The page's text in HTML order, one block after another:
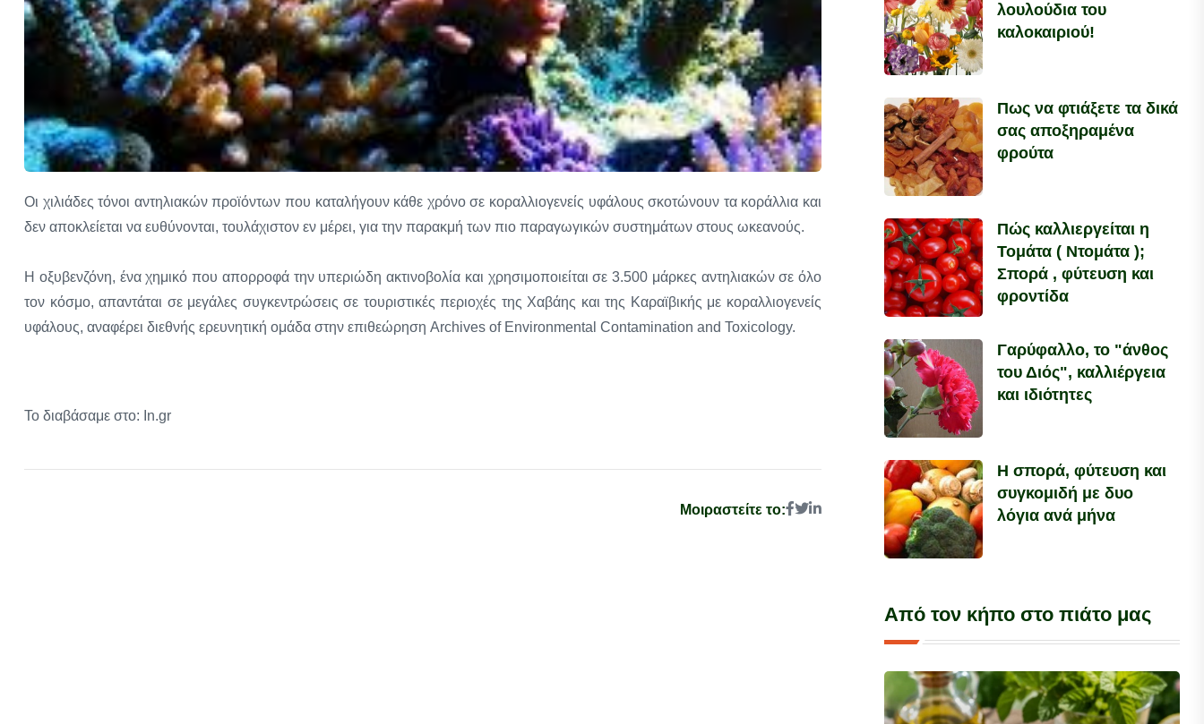
Οι χιλιάδες τόνοι αντηλιακών προϊόντων που καταλήγουν κάθε χρόνο σε κοραλλιογενείς υφάλους σκοτώνουν τα κοράλλια και
δεν αποκλείεται να ευθύνονται, τουλάχιστον εν μέρει, για την παρακμή των πιο παραγωγικών συστημάτων στους ωκεανούς.
Η οξυβενζόνη, ένα χημικό που απορροφά την υπεριώδη ακτινοβολία και χρησιμοποιείται σε 3.500 μάρκες αντηλιακών σε όλο
τον κόσμο, απαντάται σε μεγάλες συγκεντρώσεις σε τουριστικές περιοχές της Χαβάης και της Καραϊβικής με κοραλλιογενείς
υφάλους, αναφέρει διεθνής ερευνητική ομάδα στην επιθεώρηση Archives of Environmental Contamination and Toxicology.
Το διαβάσαμε στο: In.gr
Μοιραστείτε το:
λουλούδια του
καλοκαιριού!
Πως να φτιάξετε τα δικά
σας αποξηραμένα
φρούτα
Πώς καλλιεργείται η
Τομάτα ( Ντομάτα );
Σπορά , φύτευση και
φροντίδα
Γαρύφαλλο, το "άνθος
του Διός", καλλιέργεια
και ιδιότητες
Η σπορά, φύτευση και
συγκομιδή με δυο
λόγια ανά μήνα
Από τον κήπο στο πιάτο μας